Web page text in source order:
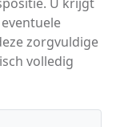
zorgvuldige
volledig